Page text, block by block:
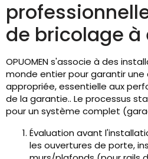
de bricolage à
OPUOMEN s'associe à des
monde entier pour garantir une
appropriée, essentielle aux
de la garantie.. Le processus
pour un système complet
Évaluation avant
les ouvertures de porte,